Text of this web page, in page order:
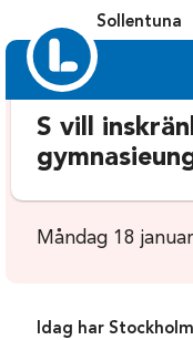
Sollentuna
S vill
Måndag 18
Idag har